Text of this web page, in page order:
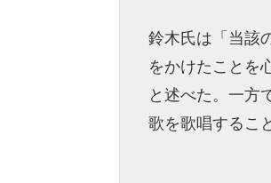
鈴木氏は「当該
をかけたことを
と述べた。一方
歌を歌唱するこ